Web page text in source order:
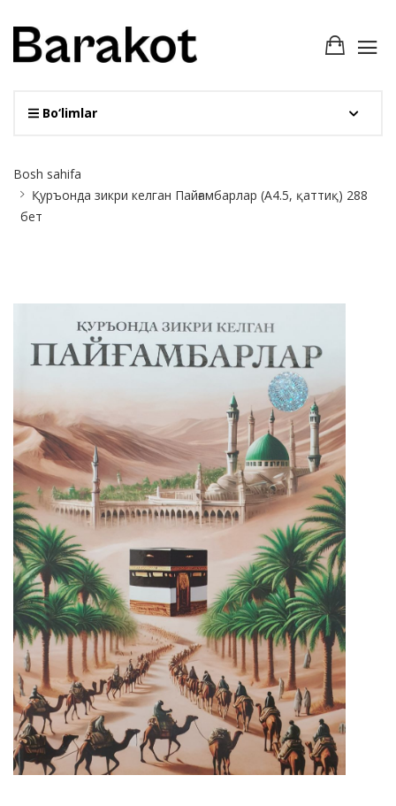
Bo‘limlar
Breadcrumb
Bosh sahifa
Қуръонда зикри келган Пайғамбарлар (А4.5, қаттиқ) 288
бет